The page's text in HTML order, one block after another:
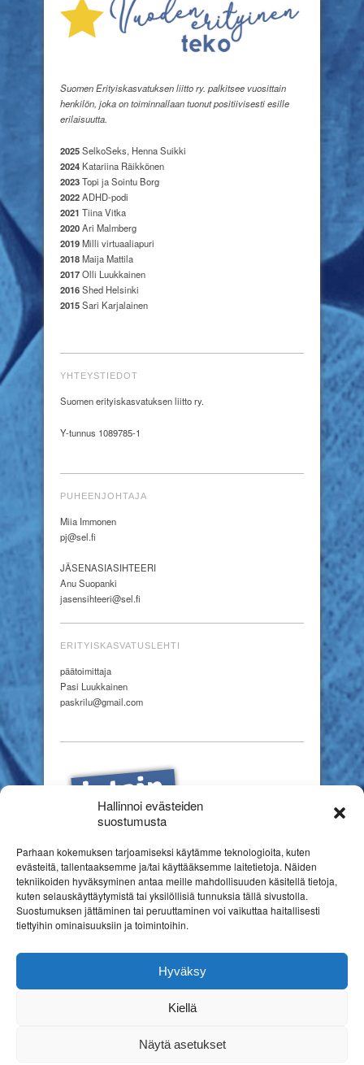
Hallinnoi evästeiden
suostumusta
Parhaan kokemuksen tarjoamiseksi käytämme teknologioita, kuten
evästeitä, tallentaaksemme ja/tai käyttääksemme laitetietoja. Näiden
tekniikoiden hyväksyminen antaa meille mahdollisuuden käsitellä tietoja,
kuten selauskäyttäytymistä tai yksilöllisiä tunnuksia tällä sivustolla.
Suostumuksen jättäminen tai peruuttaminen voi vaikuttaa haitallisesti
tiettyihin ominaisuuksiin ja toimintoihin.
Hyväksy
Kiellä
Näytä asetukset
Suomen Erityiskasvatuksen liitto ry. palkitsee vuosittain
henkilön, joka on toiminnallaan tuonut positiivisesti esille
erilaisuutta.
2025SelkoSeks, Henna Suikki
2024 Katariina Räikkönen
2023Topi ja Sointu Borg
2022ADHD-podi
2021 Tiina Vitka
2020Ari Malmberg
2019Milli virtuaaliapuri
2018Maija Mattila
2017Olli Luukkainen
2016Shed Helsinki
2015Sari Karjalainen
YHTEYSTIEDOT
Suomen erityiskasvatuksen liitto ry.
Y-tunnus 1089785-1
PUHEENJOHTAJA
Miia Immonen
pj@sel.fi
JÄSENASIASIHTEERI
Anu Suopanki
jasensihteeri@sel.fi
ERITYISKASVATUSLEHTI
päätoimittaja
Pasi Luukkainen
paskrilu@gmail.com